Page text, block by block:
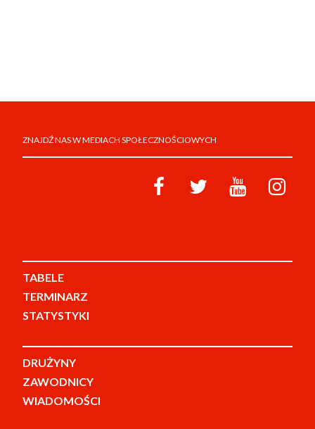
ZNAJDŹ NAS W MEDIACH SPOŁECZNOŚCIOWYCH
TABELE
TERMINARZ
STATYSTYKI
DRUŻYNY
ZAWODNICY
WIADOMOŚCI